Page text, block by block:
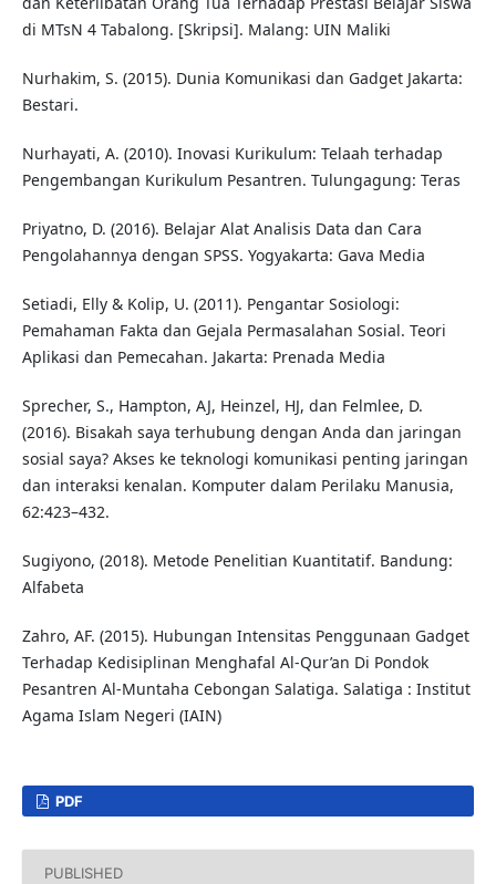
di MTsN 4 Tabalong. [Skripsi]. Malang: UIN Maliki
Nurhakim, S. (2015). Dunia Komunikasi dan Gadget Jakarta:
Bestari.
Nurhayati, A. (2010). Inovasi Kurikulum: Telaah terhadap
Pengembangan Kurikulum Pesantren. Tulungagung: Teras
Priyatno, D. (2016). Belajar Alat Analisis Data dan Cara
Pengolahannya dengan SPSS. Yogyakarta: Gava Media
Setiadi, Elly & Kolip, U. (2011). Pengantar Sosiologi:
Pemahaman Fakta dan Gejala Permasalahan Sosial. Teori
Aplikasi dan Pemecahan. Jakarta: Prenada Media
Sprecher, S., Hampton, AJ, Heinzel, HJ, dan Felmlee, D.
(2016). Bisakah saya terhubung dengan Anda dan jaringan
sosial saya? Akses ke teknologi komunikasi penting jaringan
dan interaksi kenalan. Komputer dalam Perilaku Manusia,
62:423–432.
Sugiyono, (2018). Metode Penelitian Kuantitatif. Bandung:
Alfabeta
Zahro, AF. (2015). Hubungan Intensitas Penggunaan Gadget
Terhadap Kedisiplinan Menghafal Al-Qur’an Di Pondok
Pesantren Al-Muntaha Cebongan Salatiga. Salatiga : Institut
Agama Islam Negeri (IAIN)
PDF
PUBLISHED